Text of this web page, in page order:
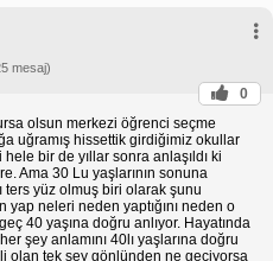
mesaj)
0
olsun merkezi öğrenci seçme
uğramış hissettik girdiğimiz okullar
bir de yıllar sonra anlaşıldı ki
Ama 30 Lu yaşlarının sonuna
ters yüz olmuş biri olarak şunu
neleri neden yaptığını neden o
40 yaşına doğru anlıyor. Hayatında
şey anlamını 40lı yaşlarına doğru
olan tek şey gönlünden ne geçiyorsa